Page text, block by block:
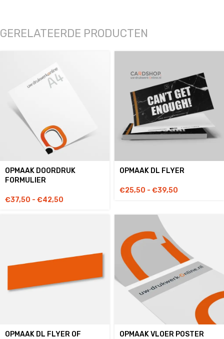
GERELATEERDE PRODUCTEN
OPMAAK DOORDRUK
FORMULIER
€37,50 - €42,50
OPMAAK DL FLYER
€25,50 - €39,50
OPMAAK DL FLYER OF
OPMAAK VLOER POSTER